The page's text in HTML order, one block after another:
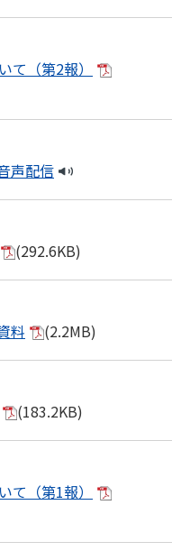
て（第2報）
声配信
(292.6KB)
料
(2.2MB)
(183.2KB)
て（第1報）